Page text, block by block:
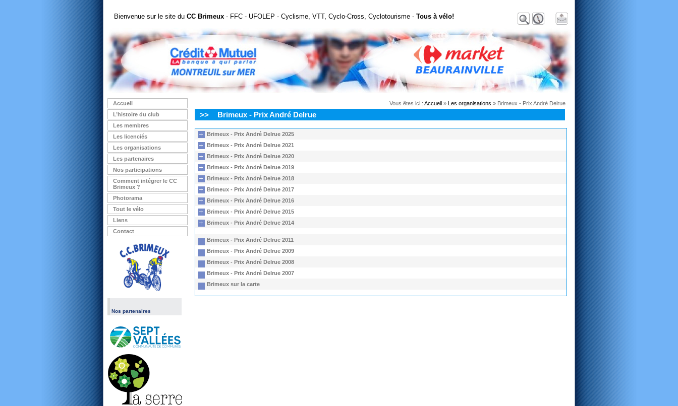
Bienvenue sur le site du CC Brimeux - FFC - UFOLEP - Cyclisme, VTT, Cyclo-Cross, Cyclotourisme - Tous à vélo!
Accueil
L’histoire du club
Les membres
Les licenciés
Les organisations
Les partenaires
Nos participations
Comment intégrer le CC
Brimeux ?
Photorama
Tout le vélo
Liens
Contact
Nos partenaires
Vous êtes ici : Accueil » Les organisations » Brimeux - Prix André Delrue
>> Brimeux - Prix André Delrue
Brimeux - Prix André Delrue 2025
Brimeux - Prix André Delrue 2021
Brimeux - Prix André Delrue 2020
Brimeux - Prix André Delrue 2019
Brimeux - Prix André Delrue 2018
Brimeux - Prix André Delrue 2017
Brimeux - Prix André Delrue 2016
Brimeux - Prix André Delrue 2015
Brimeux - Prix André Delrue 2014
Brimeux - Prix André Delrue 2011
Brimeux - Prix André Delrue 2009
Brimeux - Prix André Delrue 2008
Brimeux - Prix André Delrue 2007
Brimeux sur la carte